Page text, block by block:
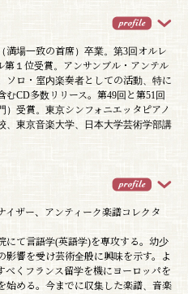
満場一致の首席）卒業。第3回オルレ
第１位受賞。アンサンブル・アンテル
ソロ・室内楽奏者としての活動、特に
CD多数リリース。第49回と第51回
受賞。東京シンフォニエッタピアノ
、東京音楽大学、日本大学芸術学部講
ザー、アンティーク楽譜コレクタ
にて言語学(英語学)を専攻する。幼少
響を受け芸術全般に興味を示す。よ
べくフランス留学を機にヨーロッパを
始める。今までに収集した楽譜、音楽